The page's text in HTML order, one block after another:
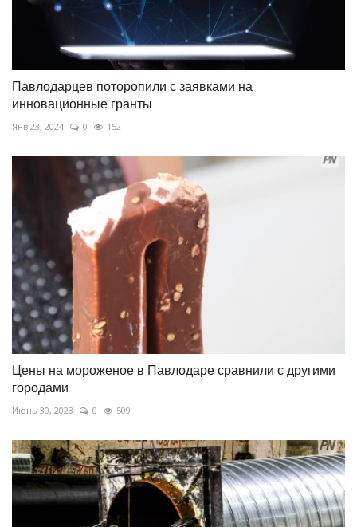
Павлодарцев поторопили с заявками на
инновационные гранты
Янв 23, 2024 0 152
Цены на мороженое в Павлодаре сравнили с другими
городами
Июнь 30, 2023 0 509